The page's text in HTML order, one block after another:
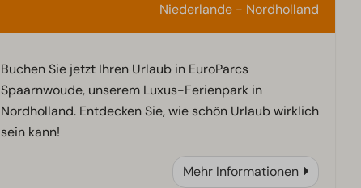
Niederlande - Nordholland
Buchen Sie jetzt Ihren Urlaub in EuroParcs
Spaarnwoude, unserem Luxus-Ferienpark in
Nordholland. Entdecken Sie, wie schön Urlaub wirklich
sein kann!
Mehr Informationen